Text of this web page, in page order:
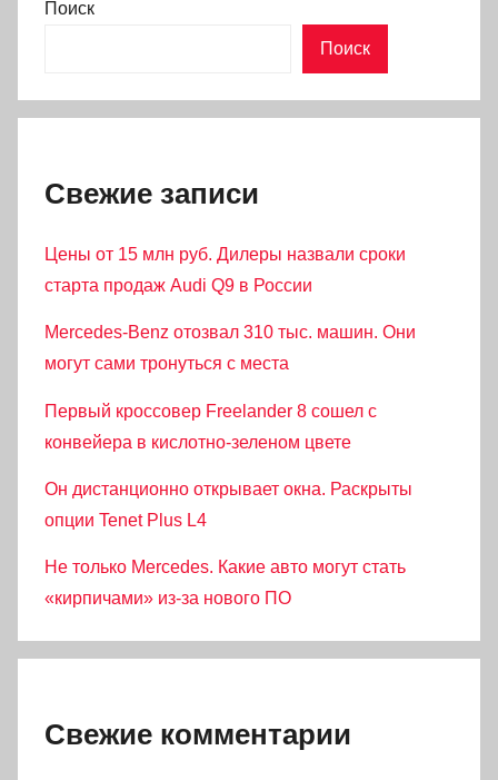
Поиск
Поиск
Свежие записи
Цены от 15 млн руб. Дилеры назвали сроки
старта продаж Audi Q9 в России
Mercedes-Benz отозвал 310 тыс. машин. Они
могут сами тронуться с места
Первый кроссовер Freelander 8 сошел с
конвейера в кислотно-зеленом цвете
Он дистанционно открывает окна. Раскрыты
опции Tenet Plus L4
Не только Mercedes. Какие авто могут стать
«кирпичами» из-за нового ПО
Свежие комментарии